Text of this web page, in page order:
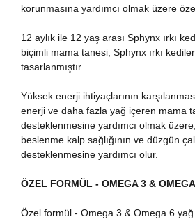
korunmasına yardımcı olmak üzere
12 aylık ile 12 yaş arası Sphynx ırkı
biçimli mama tanesi, Sphynx ırkı
tasarlanmıştır.
Yüksek enerji ihtiyaçlarının
enerji ve daha fazla yağ içeren mama
desteklenmesine yardımcı olmak
beslenme kalp sağlığının ve düzgün
desteklenmesine yardımcı olur.
ÖZEL FORMÜL - OMEGA 3 &
Özel formül - Omega 3 & Omega 6